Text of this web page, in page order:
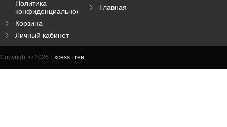
Политика
конфиденциальности
Корзина
Личный кабинет
Главная
Copyright © 2026 Excess Free